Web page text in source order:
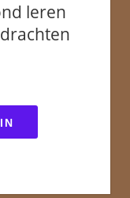
leren